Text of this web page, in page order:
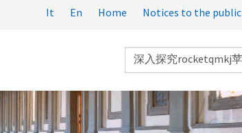
It En Home Notices to the public
Ricerca
nel
sito: